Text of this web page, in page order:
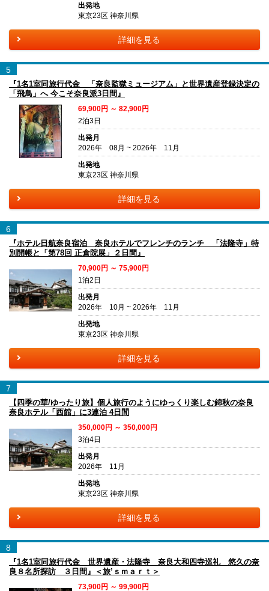
出発地
東京23区 神奈川県
詳細を見る
5
『1名1室同旅行代金 「奈良監獄ミュージアム」と世界遺産登録決定の
「飛鳥」へ 今こそ奈良派3日間』
69,900円 ～ 82,900円
2泊3日
出発月
2026年 08月 ~ 2026年 11月
出発地
東京23区 神奈川県
詳細を見る
6
『ホテル日航奈良宿泊 奈良ホテルでフレンチのランチ 「法隆寺」特
別開帳と「第78回 正倉院展」２日間』
70,900円 ～ 75,900円
1泊2日
出発月
2026年 10月 ~ 2026年 11月
出発地
東京23区 神奈川県
詳細を見る
7
【四季の華/ゆったり旅】個人旅行のようにゆっくり楽しむ錦秋の奈良
奈良ホテル「西館」に3連泊 4日間
350,000円 ～ 350,000円
3泊4日
出発月
2026年 11月
出発地
東京23区 神奈川県
詳細を見る
8
『1名1室同旅行代金 世界遺産・法隆寺 奈良大和四寺巡礼 悠久の奈
良８名所探訪 ３日間』＜旅’ｓｍａｒｔ＞
73,900円 ～ 99,900円